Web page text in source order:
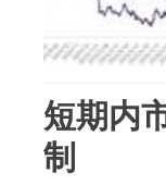
短期内
制